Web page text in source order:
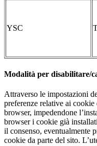
YSC
Modalità per disabilitare/
Attraverso le impostazioni
preferenze relative ai
browser, impedendone
browser i cookie già
il consenso, eventualmente
cookie da parte del sito.